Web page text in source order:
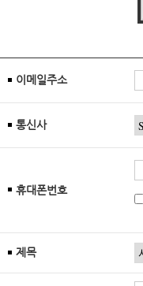
이메일주소
통신사
휴대폰번호
제목